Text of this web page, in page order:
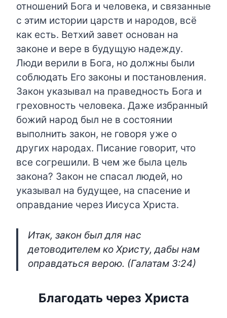
отношений Бога и человека, и связанные
с этим истории царств и народов, всё
как есть. Ветхий завет основан на
законе и вере в будущую надежду.
Люди верили в Бога, но должны были
соблюдать Его законы и постановления.
Закон указывал на праведность Бога и
греховность человека. Даже избранный
божий народ был не в состоянии
выполнить закон, не говоря уже о
других народах. Писание говорит, что
все согрешили. В чем же была цель
закона? Закон не спасал людей, но
указывал на будущее, на спасение и
оправдание через Иисуса Христа.
Итак, закон был для нас
детоводителем ко Христу, дабы нам
оправдаться верою. (Галатам 3:24)
Благодать через Христа